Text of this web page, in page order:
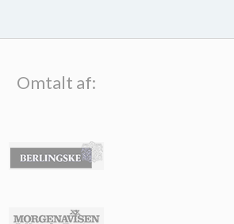
Omtalt af: